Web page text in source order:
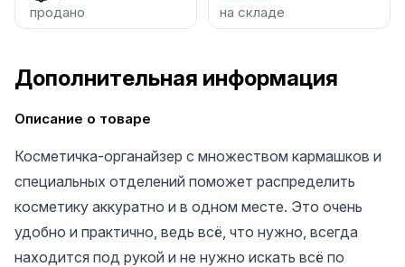
продано
на складе
Дополнительная информация
Описание о товаре
Косметичка-органайзер с множеством кармашков и
специальных отделений поможет распределить
косметику аккуратно и в одном месте. Это очень
удобно и практично, ведь всё, что нужно, всегда
находится под рукой и не нужно искать всё по